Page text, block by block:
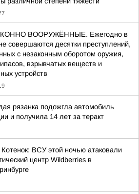
ВООРУЖЁННЫЕ. Ежегодно в
совершаются десятки преступлений,
с незаконным оборотом оружия,
взрывчатых веществ и
устройств
рязанка подожгла автомобиль
и получила 14 лет за теракт
ВСУ этой ночью атаковали
центр Wildberries в